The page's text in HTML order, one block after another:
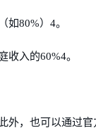
80%）4。
入的60%4。
外，也可以通过